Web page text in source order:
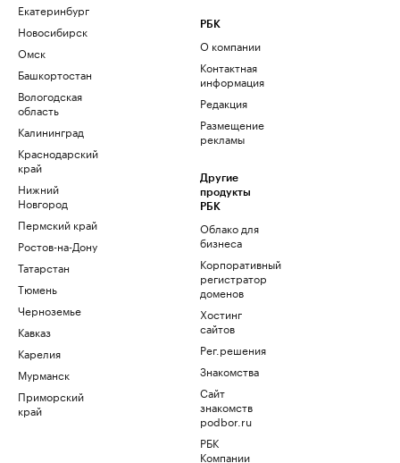
Екатеринбург
Новосибирск
Омск
Башкортостан
Вологодская
область
Калининград
Краснодарский
край
Нижний
Новгород
Пермский край
Ростов-на-Дону
Татарстан
Тюмень
Черноземье
Кавказ
Карелия
Мурманск
Приморский
край
РБК
О компании
Контактная
информация
Редакция
Размещение
рекламы
Другие
продукты
РБК
Облако для
бизнеса
Корпоративный
регистратор
доменов
Хостинг
сайтов
Рег.решения
Знакомства
Сайт
знакомств
podbor.ru
РБК
Компании